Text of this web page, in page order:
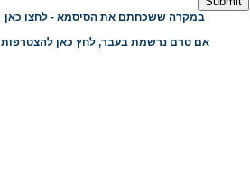
במקרה ששכחתם את הסיסמא - לחצו כאן
אם טרם נרשמת בעבר, לחץ כאן להצטרפות